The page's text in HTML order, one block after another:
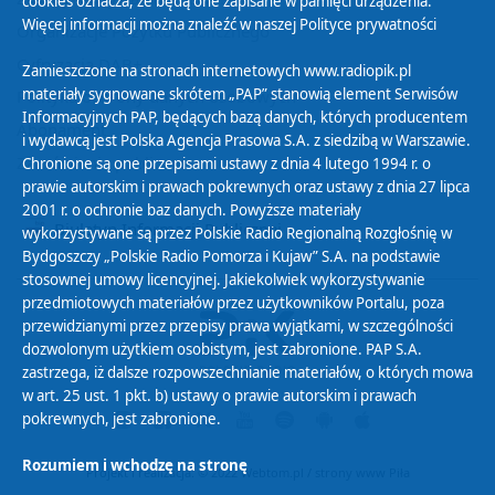
Organizacje Pożytku Publicznego
Cyfryzacja DAB+
Polityka ochrony danych osobowych
Abonament
Zamówienia publiczne
Biuletyn Informacji Publicznej
Projekt i realizacja: © 2022Webtom.pl
Więcej informacji można znaleźć w naszej Polityce prywatności
Zamieszczone na stronach internetowych www.radiopik.pl
materiały sygnowane skrótem „PAP” stanowią element Serwisów
Informacyjnych PAP, będących bazą danych, których producentem
i wydawcą jest Polska Agencja Prasowa S.A. z siedzibą w Warszawie.
Chronione są one przepisami ustawy z dnia 4 lutego 1994 r. o
prawie autorskim i prawach pokrewnych oraz ustawy z dnia 27 lipca
2001 r. o ochronie baz danych. Powyższe materiały
wykorzystywane są przez Polskie Radio Regionalną Rozgłośnię w
Bydgoszczy „Polskie Radio Pomorza i Kujaw” S.A. na podstawie
stosownej umowy licencyjnej. Jakiekolwiek wykorzystywanie
przedmiotowych materiałów przez użytkowników Portalu, poza
przewidzianymi przez przepisy prawa wyjątkami, w szczególności
dozwolonym użytkiem osobistym, jest zabronione. PAP S.A.
zastrzega, iż dalsze rozpowszechnianie materiałów, o których mowa
w art. 25 ust. 1 pkt. b) ustawy o prawie autorskim i prawach
pokrewnych, jest zabronione.
Rozumiem i wchodzę na stronę